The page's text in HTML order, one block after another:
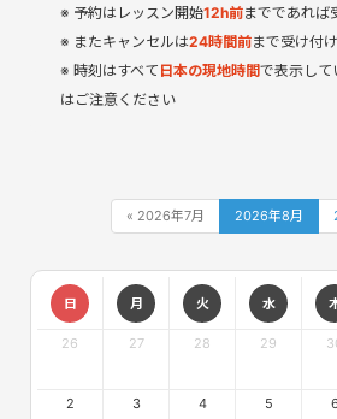
予約はレッスン開始12h前までであれば
またキャンセルは24時間前まで受け付
時刻はすべて 日本の現地時間で表示して
はご注意ください
« 2026年7月 2026年8月
日 月 火 水
26 27 28 29
2 3 4 5 6